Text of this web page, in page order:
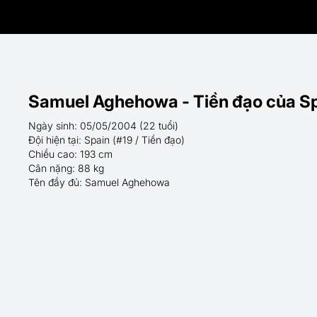
Samuel Aghehowa - Tiền đạo của
Ngày sinh: 05/05/2004 (22 tuổi)
Đội hiện tại: Spain (#19 / Tiền đạo)
Chiều cao: 193 cm
Cân nặng: 88 kg
Tên đầy đủ: Samuel Aghehowa